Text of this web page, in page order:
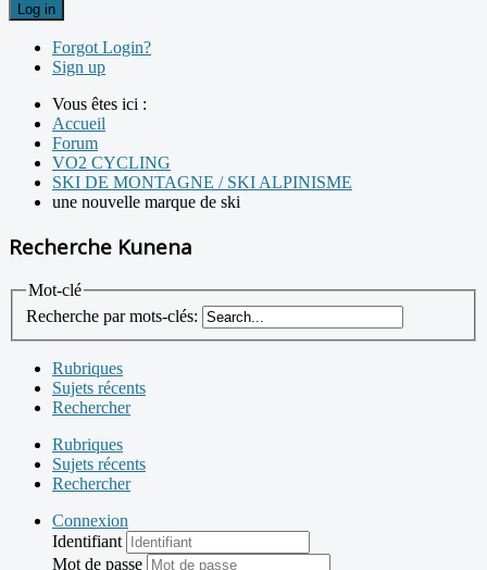
Log in
Forgot Login?
Sign up
Vous êtes ici :
Accueil
Forum
VO2 CYCLING
SKI DE MONTAGNE / SKI ALPINISME
une nouvelle marque de ski
Recherche Kunena
Mot-clé
Recherche par mots-clés:
Rubriques
Sujets récents
Rechercher
Rubriques
Sujets récents
Rechercher
Connexion
Identifiant
Mot de passe